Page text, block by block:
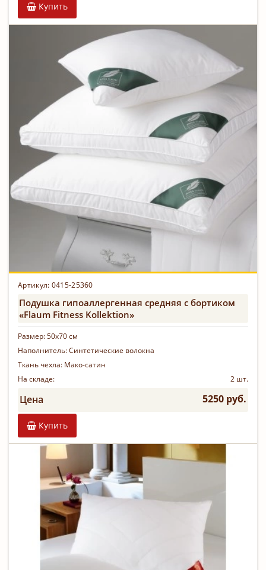
Купить
Артикул: 0415-25360
Подушка гипоаллергенная средняя с бортиком
«Flaum Fitness Kollektion»
Размер:50х70 см
Наполнитель:Синтетические волокна
Ткань чехла: Мако-сатин
На складе:
2 шт.
Цена 5250 руб.
Купить